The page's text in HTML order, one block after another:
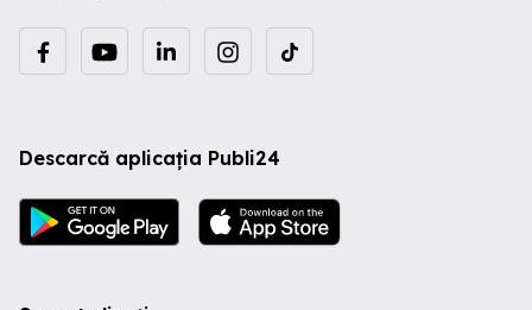
Descarcă aplicația Publi24